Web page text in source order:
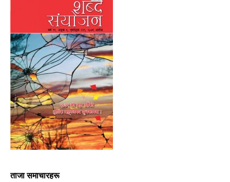
ताजा समाचारहरू